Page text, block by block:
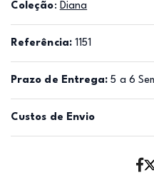
Coleção: Diana
Referência: 1151
Prazo de Entrega: 5 a 6
Custos de Envio